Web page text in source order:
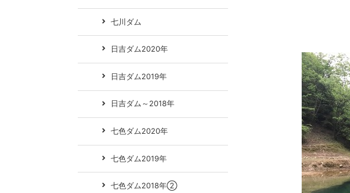
七川ダム
日吉ダム2020年
日吉ダム2019年
日吉ダム～2018年
七色ダム2020年
七色ダム2019年
七色ダム2018年②